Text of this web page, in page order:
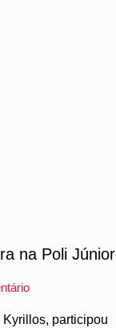
na Poli Júnior
Kyrillos, participou